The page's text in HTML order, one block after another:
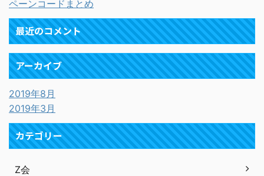
ペーンコードまとめ
最近のコメント
アーカイブ
2019年8月
2019年3月
カテゴリー
Z会